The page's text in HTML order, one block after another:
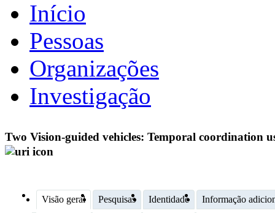
Início
Pessoas
Organizações
Investigação
Two Vision-guided vehicles: Temporal coordination
Visão geral Pesquisas Identidade Informação